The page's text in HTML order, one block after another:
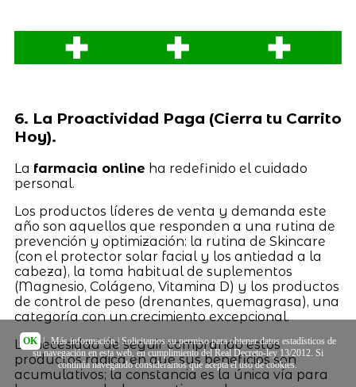
6. La Proactividad Paga (Cierra tu Carrito
Hoy).
La farmacia online ha redefinido el cuidado
personal.
Los productos líderes de venta y demanda este
año son aquellos que responden a una rutina de
prevención y optimización: la rutina de Skincare
(con el protector solar facial y los antiedad a la
cabeza), la toma habitual de suplementos
(Magnesio, Colágeno, Vitamina D) y los productos
de control de peso (drenantes, quemagrasa), una
categoría con un crecimiento excepcional.
La necesidad de seguir comprando estos
productos radica en que sus beneficios son
acumulativos; la constancia es la única vía para
OK | Más información| Solicitamos su permiso para obtener datos estadísticos de
su navegación en esta web, en cumplimiento del Real Decreto-ley 13/2012. Si
continúa navegando consideramos que acepta el uso de cookies.